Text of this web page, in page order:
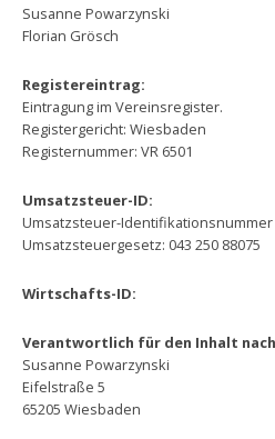
Susanne Powarzynski
Florian Grösch
Registereintrag:
Eintragung im Vereinsregister.
Registergericht: Wiesbaden
Registernummer: VR 6501
Umsatzsteuer-ID:
Umsatzsteuer-Identifikationsnummer
Umsatzsteuergesetz: 043 250 88075
Wirtschafts-ID:
Verantwortlich für den Inhalt nach
Susanne Powarzynski
Eifelstraße 5
65205 Wiesbaden